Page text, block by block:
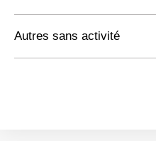
Autres sans activité